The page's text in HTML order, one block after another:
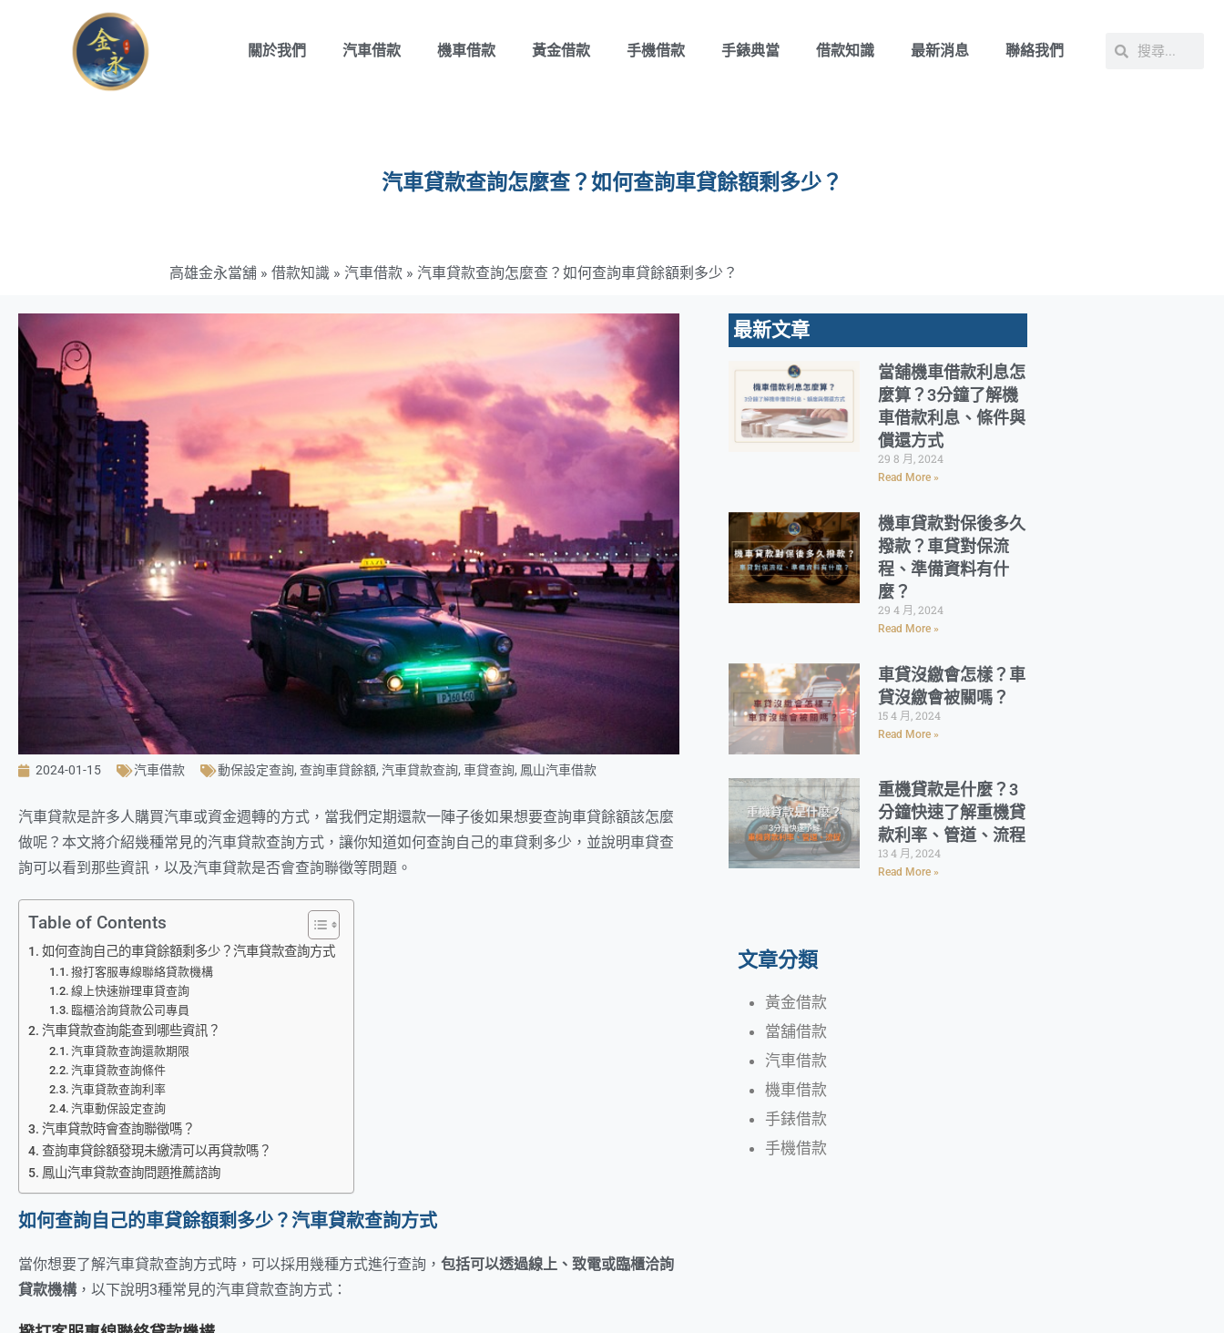
關於我們 汽車借款 機車借款 黃金借款 手機借款 手錶典當 借款知識 最新消息 聯絡我們
汽車貸款查詢怎麼查？如何查詢車貸餘額剩多少？
高雄金永當舖» 借款知識» 汽車借款 » 汽車貸款查詢怎麼查？如何查詢車貸餘額剩多少？
2024-01-15 汽車借款 動保設定查詢, 查詢車貸餘額, 汽車貸款查詢, 車貸查詢, 鳳山汽車借款
汽車貸款是許多人購買汽車或資金週轉的方式，當我們定期還款一陣子後如果想要查詢車貸餘額該怎麼
做呢？本文將介紹幾種常見的汽車貸款查詢方式，讓你知道如何查詢自己的車貸剩多少，並說明車貸查
詢可以看到那些資訊，以及汽車貸款是否會查詢聯徵等問題。
Table of Contents
如何查詢自己的車貸餘額剩多少？汽車貸款查詢方式
撥打客服專線聯絡貸款機構
線上快速辦理車貸查詢
臨櫃洽詢貸款公司專員
汽車貸款查詢能查到哪些資訊？
汽車貸款查詢還款期限
汽車貸款查詢條件
汽車貸款查詢利率
汽車動保設定查詢
汽車貸款時會查詢聯徵嗎？
查詢車貸餘額發現未繳清可以再貸款嗎？
鳳山汽車貸款查詢問題推薦諮詢
如何查詢自己的車貸餘額剩多少？汽車貸款查詢方式
當你想要了解汽車貸款查詢方式時，可以採用幾種方式進行查詢， 包括可以透過線上、致電或臨櫃洽詢
貸款機構，以下說明3種常見的汽車貸款查詢方式：
最新文章
當舖機車借款利息怎
麼算？3分鐘了解機
車借款利息、條件與
償還方式
29 8 月, 2024
Read More »
機車貸款對保後多久
撥款？車貸對保流
程、準備資料有什
麼？
29 4 月, 2024
Read More »
車貸沒繳會怎樣？車
貸沒繳會被關嗎？
15 4 月, 2024
Read More »
重機貸款是什麼？3
分鐘快速了解重機貸
款利率、管道、流程
13 4 月, 2024
Read More »
文章分類
黃金借款
當舖借款
汽車借款
機車借款
手錶借款
手機借款